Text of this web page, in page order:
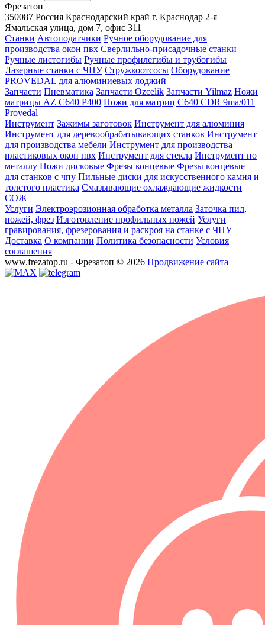
Фрезатоп
350087 Россия Краснодарский край г. Краснодар 2-я
Ямальская улица, дом 7, офис 311
Станки Автоподатчики Ручное оборудование для
производства окон пвх Сверлильно-присадочные станки
Ручные листогибы Ручные профилегибы и трубогибы
Лазерные станки с ЧПУ Стружкоотсосы Оборудование
PROVEDAL для алюминиевых лоджий
Запчасти Пневматика Запчасти Ozcelik Запчасти Yilmaz Ножи
матрицы AZ C640 P400 Ножи для матриц C640 CDR 9ma/011
Provedal
Инструмент Зажимы заготовок Инструмент для алюминия
Инструмент для деревообрабатывающих станков Инструмент
для производства мебели Инструмент для производства
пластиковых окон пвх Инструмент для стекла Инструмент по
металлу Ножи дисковые Фрезы концевые Фрезы концевые
для станков с чпу Пильные диски для искусственного камня и
толстого пластика Смазывающие охлаждающие жидкости
СОЖ
Услуги Электроэрозионная обработка металла Заточка пил,
ножей, фрез Изготовление профильных ножей Услуги
гравирования, фрезерования и раскроя на станке с ЧПУ
Доставка О компании Политика безопасности Условия
соглашения
www.frezatop.ru - Фрезатоп © 2026 Продвижение сайта